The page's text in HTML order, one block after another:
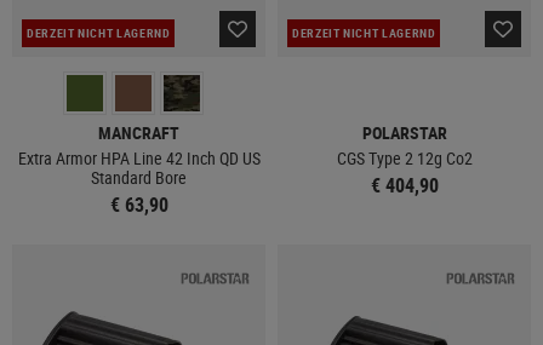
DERZEIT NICHT LAGERND
MANCRAFT
Extra Armor HPA Line 42 Inch QD US
Standard Bore
€ 63,90
DERZEIT NICHT LAGERND
POLARSTAR
CGS Type 2 12g Co2
€ 404,90